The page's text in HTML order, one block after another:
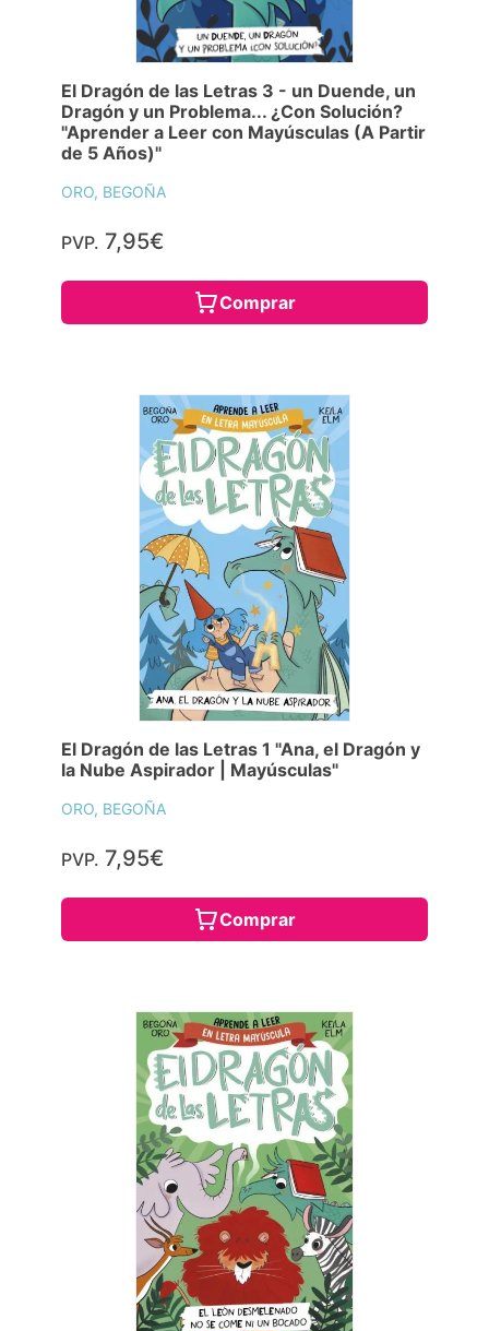
El Dragón de las Letras 3 - un Duende, un
Dragón y un Problema... ¿Con Solución?
"Aprender a Leer con Mayúsculas (A Partir
de 5 Años)"
ORO, BEGOÑA
PVP. 7,95€
Comprar
El Dragón de las Letras 1 "Ana, el Dragón y
la Nube Aspirador | Mayúsculas"
ORO, BEGOÑA
PVP. 7,95€
Comprar